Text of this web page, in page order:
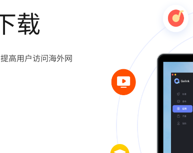
版载
高用户访问海外网